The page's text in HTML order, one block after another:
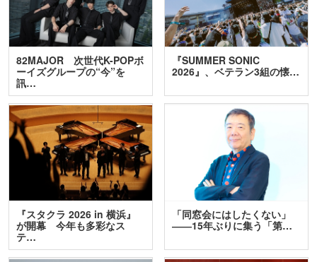
82MAJOR 次世代K-POPボ
ーイズグループの“今”を
訊…
『SUMMER SONIC
2026』、ベテラン3組の懐…
『スタクラ 2026 in 横浜』
が開幕 今年も多彩なス
テ…
「同窓会にはしたくない」
――15年ぶりに集う「第…